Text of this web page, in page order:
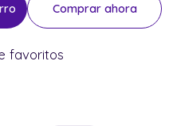
Comprar ahora
favoritos